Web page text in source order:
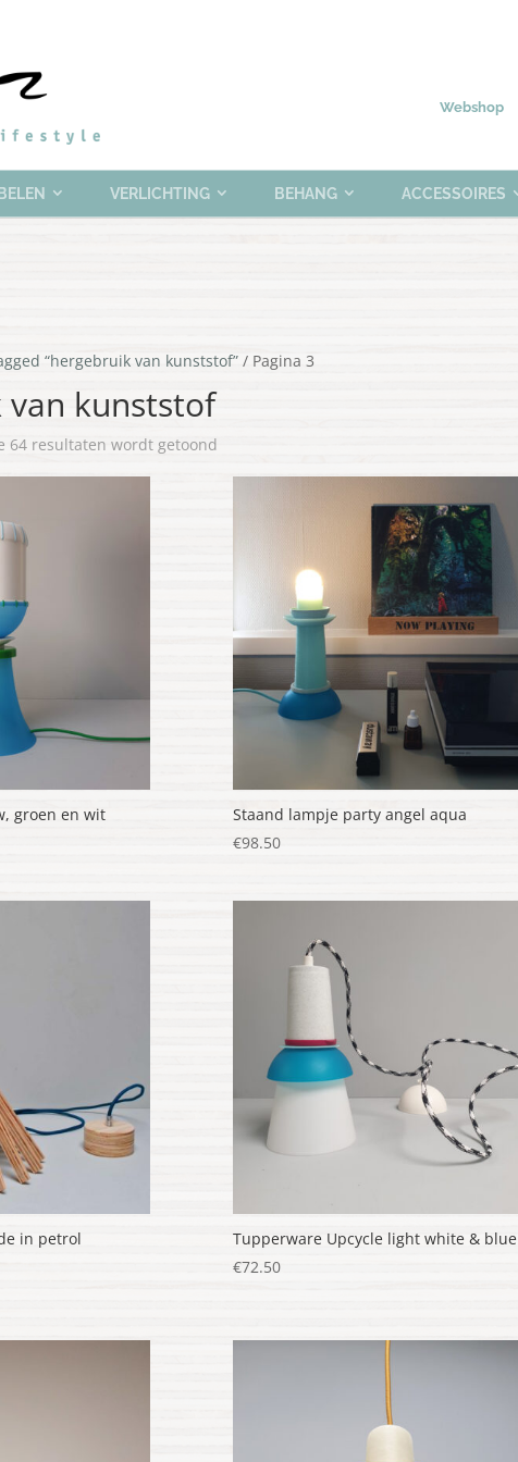
Webshop
VERLICHTING BEHANG ACCESSOIRES
“hergebruik van kunststof” / Pagina 3
kunststof
64 resultaten wordt getoond
groen en wit
Staand lampje party angel aqua
€98.50
in petrol
Tupperware Upcycle light white & blue
€72.50